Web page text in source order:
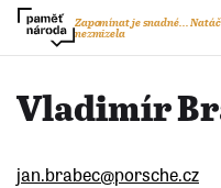
Zapomínat je snadné...
nezmizela
Vladimír
jan.brabec@porsche.cz